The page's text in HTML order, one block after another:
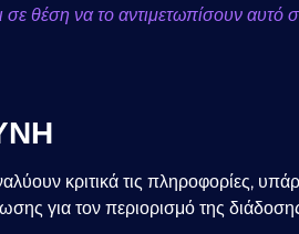
σε θέση να το αντιμετωπίσουν
κριτικά τις πληροφορίες,
για τον περιορισμό της